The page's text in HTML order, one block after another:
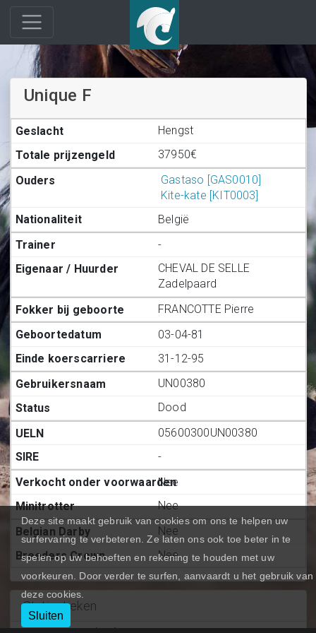
Unique F
Hengst
37950€
Gastaso [GAS0010]
Kite-kate [KIT0003]
België
-
CHEVAL DE SELLE
Zadelpaard
FRANCOTTE Pierre
03-04-81
31-12-95
UN00380
Dood
05600300UN00380
-
Nee
Nee
Nee
Nee
Statiestieken
Deze site maakt gebruik van cookies om ons te helpen uw
surfervaring te verbeteren. Ze laten ons ook toe beter in te
spelen op uw behoeften en rekening te houden met uw
voorkeuren. Door verder te surfen, aanvaardt u het gebruik van
deze cookies.
Sluiten